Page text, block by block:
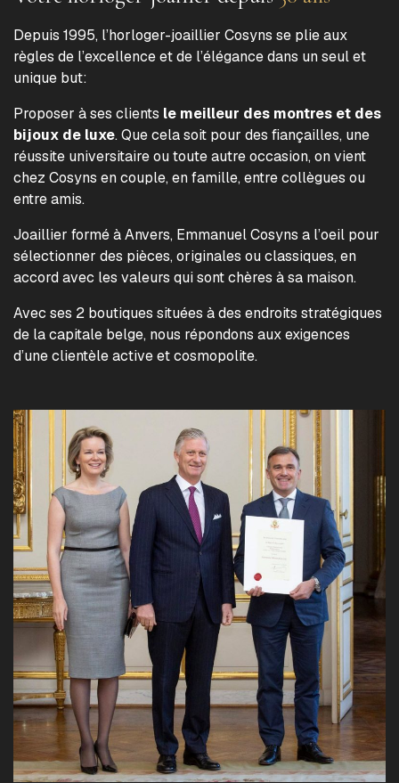
Depuis 1995, l’horloger-joaillier Cosyns se plie aux
règles de l’excellence et de l’élégance dans un seul et
unique but:
Proposer à ses clients le meilleur des montres et des
bijoux de luxe. Que cela soit pour des fiançailles, une
réussite universitaire ou toute autre occasion, on vient
chez Cosyns en couple, en famille, entre collègues ou
entre amis.
Joaillier formé à Anvers, Emmanuel Cosyns a l’oeil pour
sélectionner des pièces, originales ou classiques, en
accord avec les valeurs qui sont chères à sa maison.
Avec ses 2 boutiques situées à des endroits stratégiques
de la capitale belge, nous répondons aux exigences
d’une clientèle active et cosmopolite.